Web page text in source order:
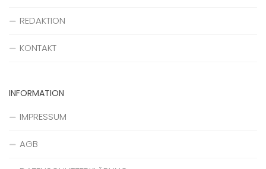
REDAKTION
KONTAKT
INFORMATION
IMPRESSUM
AGB